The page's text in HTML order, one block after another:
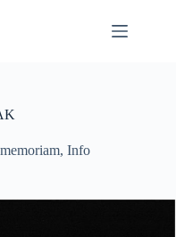
, Info